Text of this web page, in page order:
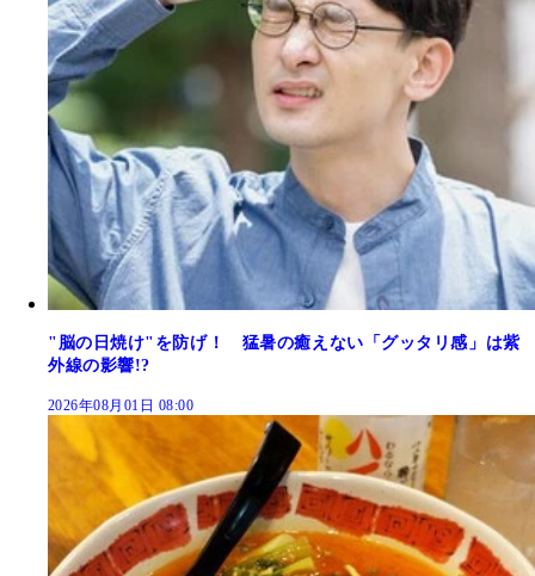
"脳の日焼け"を防げ！ 猛暑の癒えない「グッタリ感」は紫
外線の影響!?
2026年08月01日 08:00